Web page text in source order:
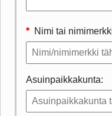
* Nimi tai
Asuinpaikkakunta: